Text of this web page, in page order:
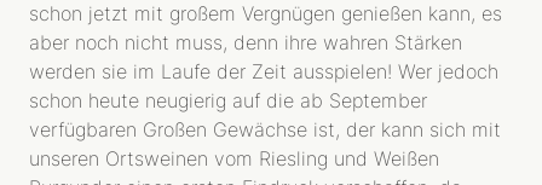
WEINBERG
TERROIR
BIODYNAMIE
LAGEN
WEINE
schon jetzt mit großem Vergnügen genießen kann, es
aber noch nicht muss, denn ihre wahren Stärken
werden sie im Laufe der Zeit ausspielen! Wer jedoch
schon heute neugierig auf die ab September
verfügbaren Großen Gewächse ist, der kann sich mit
unseren Ortsweinen vom Riesling und Weißen